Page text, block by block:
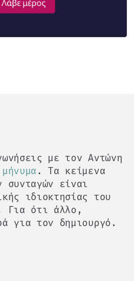
με τον Αντώνη
. Τα κείμενα
συνταγών είναι
ιδιοκτησίας του
Για ότι άλλο,
για τον δημιουργό.